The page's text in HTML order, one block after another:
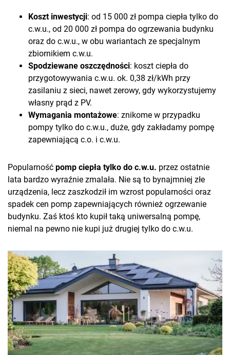
Koszt inwestycji: od 15 000 zł pompa ciepła tylko do
c.w.u., od 20 000 zł pompa do ogrzewania budynku
oraz do c.w.u., w obu wariantach ze specjalnym
zbiornikiem c.w.u.
Spodziewane oszczędności: koszt ciepła do
przygotowywania c.w.u. ok. 0,38 zł/kWh przy
zasilaniu z sieci, nawet zerowy, gdy wykorzystujemy
własny prąd z PV.
Wymagania montażowe: znikome w przypadku
pompy tylko do c.w.u., duże, gdy zakładamy pompę
zapewniającą c.o. i c.w.u.
Popularność pomp ciepła tylko do c.w.u. przez ostatnie
lata bardzo wyraźnie zmalała. Nie są to bynajmniej złe
urządzenia, lecz zaszkodził im wzrost popularności oraz
spadek cen pomp zapewniających również ogrzewanie
budynku. Zaś ktoś kto kupił taką uniwersalną pompę,
niemal na pewno nie kupi już drugiej tylko do c.w.u.